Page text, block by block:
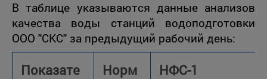
В таблице указываются данные анализов
качества воды станций водоподготовки
ООО "СКС" за предыдущий рабочий день:
Показате
Норм
НФС-1